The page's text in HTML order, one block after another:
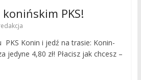
PKS!
Konin i jedź na trasie: Konin-
jedyne 4,80 zł! Płacisz jak chcesz –